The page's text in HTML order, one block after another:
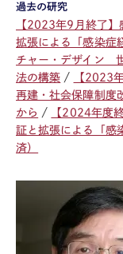
過去の研究
【2023年9月終了】
拡張による「感染症
チャー・デザイン
法の構築
【2023
再建・社会保障制度
から
【2024年度
証と拡張による「
済）